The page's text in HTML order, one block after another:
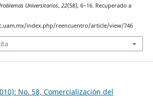
Universitarios, 22(58), 6–16. Recuperado a
index.php/reencuentro/article/view/746
No. 58, Comercialización del